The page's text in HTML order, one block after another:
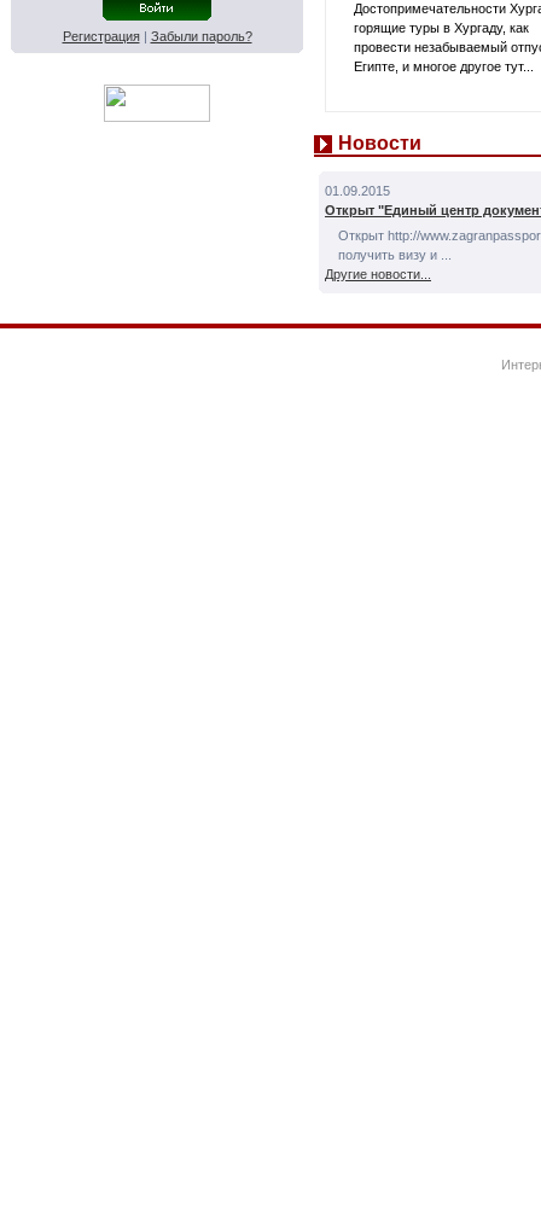
Регистрация| Забыли пароль?
Достопримечательности
горящие туры в Хургаду, как
провести незабываемый
Египте, и многое другое тут...
Новости
01.09.2015
Открыт "Единый центр
Открыт http://
получить визу и ...
Другие новости...